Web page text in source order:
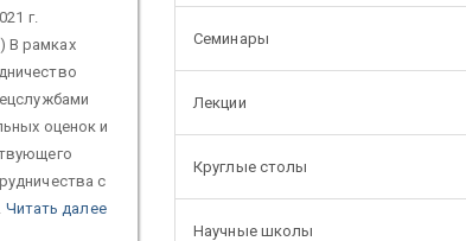
г.
В рамках
оценок и
с
Читать далее
Семинары
Лекции
Круглые столы
Научные школы